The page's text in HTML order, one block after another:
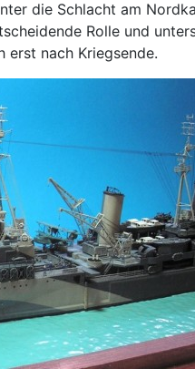
die Schlacht am
Rolle und
erst nach Kriegsende.